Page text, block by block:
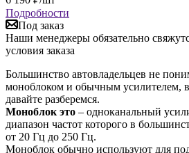
Подробности
Под заказ
Наши менеджеры обязательно
условия заказа
Большинство автовладельцев не
моноблоком и обычным усилителем,
давайте разберемся.
Моноблок это – одноканальный
диапазон частот которого в
от 20 Гц до 250 Гц.
Моноблок обычно используют для